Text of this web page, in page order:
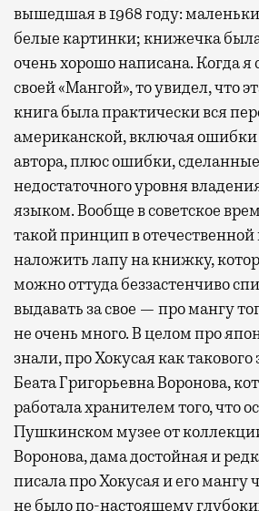
вышедшая в 1968 году:
белые картинки; книжечка
очень хорошо написана. Когда я
своей «Мангой», то увидел, что
книга была практически вся
американской, включая ошибки
автора, плюс ошибки,
недостаточного уровня
языком. Вообще в советское
такой принцип в отечественной
наложить лапу на книжку,
можно оттуда беззастенчиво
выдавать за свое — про мангу
не очень много. В целом про
знали, про Хокусая как
Беата Григорьевна Воронова,
работала хранителем того, что
Пушкинском музее от
Воронова, дама достойная и
писала про Хокусая и его мангу
не было по-настоящему